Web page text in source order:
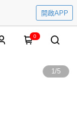
開啟APP
0
1/5